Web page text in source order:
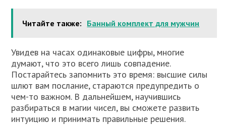
Читайте также: Банный комплект для мужчин
Увидев на часах одинаковые цифры, многие
думают, что это всего лишь совпадение.
Постарайтесь запомнить это время: высшие силы
шлют вам послание, стараются предупредить о
чем-то важном. В дальнейшем, научившись
разбираться в магии чисел, вы сможете развить
интуицию и принимать правильные решения.